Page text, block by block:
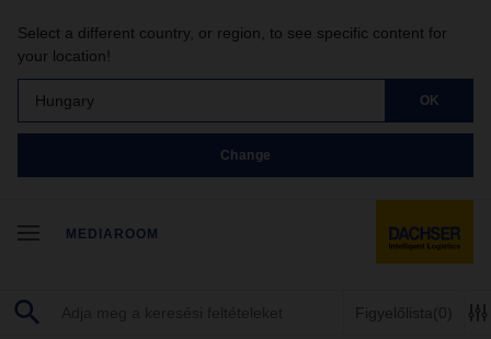
Select a different country, or region, to see specific content for
your location!
Hungary OK
Change
MEDIAROOM
Figyelőlista (0)